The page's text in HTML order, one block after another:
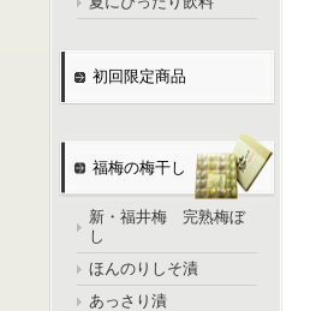
初回限定商品
福梅の梅干し
新・福井梅 完熟梅ぼ
し
ほんのりしそ漬
あっさり漬